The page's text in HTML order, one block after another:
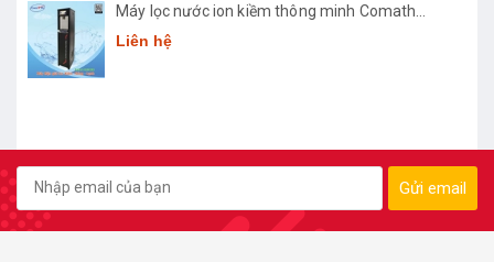
Máy lọc nước ion kiềm thông minh Comath
Smart CM3668
Liên hệ
Gửi email